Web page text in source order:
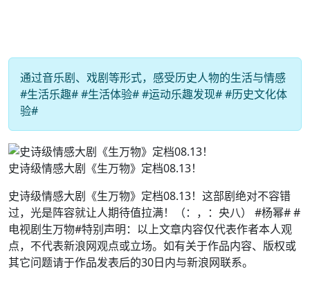
通过音乐剧、戏剧等形式，感受历史人物的生活与情感
#生活乐趣# #生活体验# #运动乐趣发现# #历史文化体
验#
史诗级情感大剧《生万物》定档08.13！
史诗级情感大剧《生万物》定档08.13！这部剧绝对不容错
过，光是阵容就让人期待值拉满！（：，：央八） #杨幂# #
电视剧生万物#特别声明：以上文章内容仅代表作者本人观
点，不代表新浪网观点或立场。如有关于作品内容、版权或
其它问题请于作品发表后的30日内与新浪网联系。